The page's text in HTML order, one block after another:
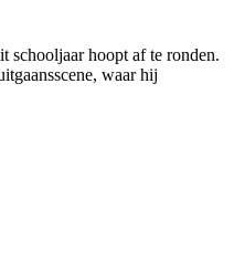
schooljaar hoopt af te ronden.
waar hij